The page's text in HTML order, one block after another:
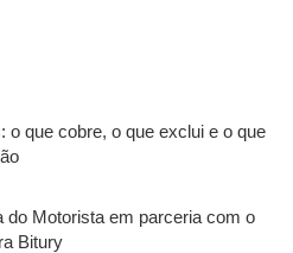
o que cobre, o que exclui e o que
do Motorista em parceria com o
Bitury